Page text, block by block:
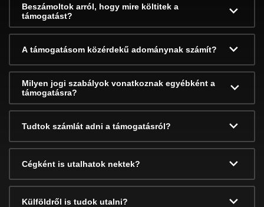
Beszámoltok arról, hogy mire költitek a
támogatást?
A támogatásom közérdekű adománynak számít?
Milyen jogi szabályok vonatkoznak egyébként a
támogatásra?
Tudtok számlát adni a támogatásról?
Cégként is utalhatok nektek?
Külföldről is tudok utalni?